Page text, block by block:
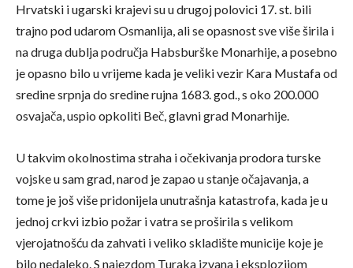
Hrvatski i ugarski krajevi su u drugoj polovici 17. st. bili
trajno pod udarom Osmanlija, ali se opasnost sve više širila i
na druga dublja područja Habsburške Monarhije, a posebno
je opasno bilo u vrijeme kada je veliki vezir Kara Mustafa od
sredine srpnja do sredine rujna 1683. god., s oko 200.000
osvajača, uspio opkoliti Beč, glavni grad Monarhije.
U takvim okolnostima straha i očekivanja prodora turske
vojske u sam grad, narod je zapao u stanje očajavanja, a
tome je još više pridonijela unutrašnja katastrofa, kada je u
jednoj crkvi izbio požar i vatra se proširila s velikom
vjerojatnošću da zahvati i veliko skladište municije koje je
bilo nedaleko. S najezdom Turaka izvana i eksplozijom